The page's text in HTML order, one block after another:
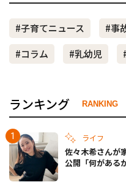
#子育てニュース #事
#コラム
#乳幼児
ランキング RANKING
ライフ
佐々木希さんが
公開「何がある